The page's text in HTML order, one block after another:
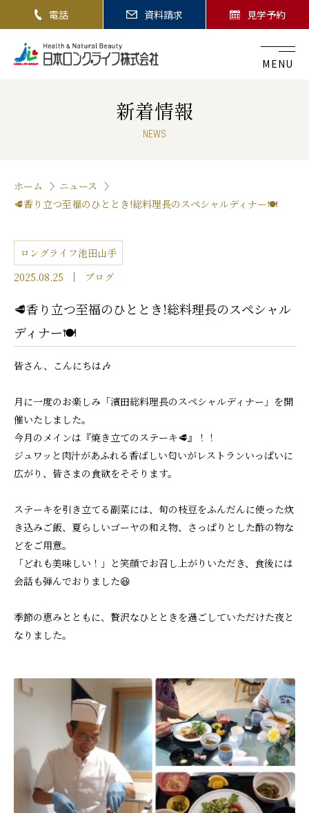
電話 資料請求 見学予約
MENU
新着情報
NEWS
ホーム
ニュース
🥩香り立つ至福のひととき!総料理長のスペシャルディナー🍽️
ロングライフ池田山手
2025.08.25
ブログ
🥩香り立つ至福のひととき!総料理長のスペシャル
ディナー🍽️
皆さん、こんにちは🎶
月に一度のお楽しみ「濱田総料理長のスペシャルディナー」を開
催いたしました。
今月のメインは『焼き立てのステーキ🥩』！！
ジュワッと肉汁があふれる香ばしい匂いがレストランいっぱいに
広がり、皆さまの食欲をそそります。
ステーキを引き立てる副菜には、旬の枝豆をふんだんに使った炊
き込みご飯、夏らしいゴーヤの和え物、さっぱりとした酢の物な
どをご用意。
「どれも美味しい！」と笑顔でお召し上がりいただき、食後には
会話も弾んでおりました😆
季節の恵みとともに、贅沢なひとときを過ごしていただけた夜と
なりました。